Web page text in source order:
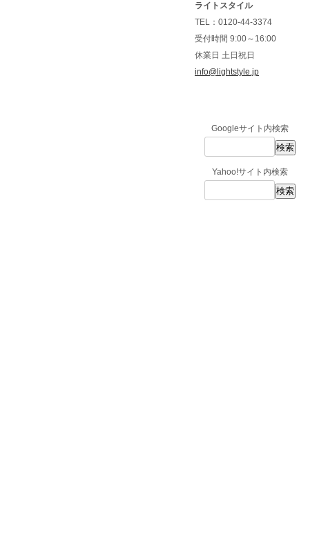
ライトスタイル
TEL：0120-44-3374
受付時間 9:00～16:00
休業日 土日祝日
info@lightstyle.jp
Googleサイト内検索
Yahoo!サイト内検索